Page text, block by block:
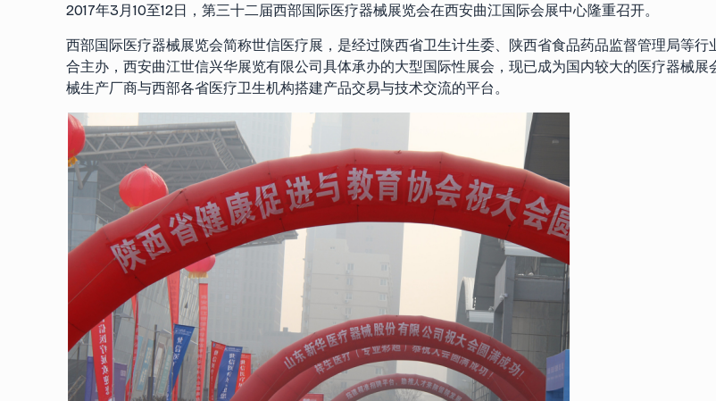
2017年3月10至12日，第三十二届西部国际医疗器械展览会在西安曲江国际会展中心隆重召开。
西部国际医疗器械展览会简称世信医疗展，是经过陕西省卫生计生委、陕西省食品药品监督管理局等
合主办，西安曲江世信兴华展览有限公司具体承办的大型国际性展会，现已成为国内较大的医疗器械
械生产厂商与西部各省医疗卫生机构搭建产品交易与技术交流的平台。